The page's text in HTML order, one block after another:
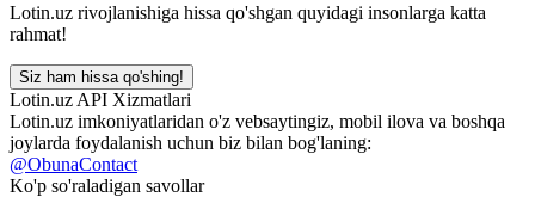
Lotin.uz rivojlanishiga hissa qo'shgan quyidagi insonlarga katta
rahmat!
Siz ham hissa qo'shing!
Lotin.uz API Xizmatlari
Lotin.uz imkoniyatlaridan o'z vebsaytingiz, mobil ilova va boshqa
joylarda foydalanish uchun biz bilan bog'laning:
@ObunaContact
Ko'p so'raladigan savollar